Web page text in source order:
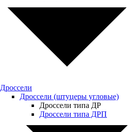
Дроссели
Дроссели (штуцеры угловые)
Дроссели типа ДР
Дроссели типа ДРП